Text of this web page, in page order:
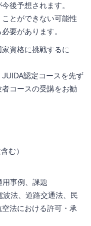
後予想されます。
とができない可能性
要があります。
資格に挑戦するに
認定コースを先ず
コースの受講をお勧
む）
事例、課題
法、道路交通法、民
法における許可・承